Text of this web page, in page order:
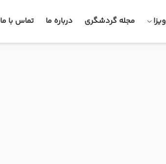
ویزا مجله گردشگری درباره ما تماس با ما